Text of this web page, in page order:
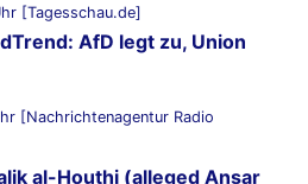
[Tagesschau.de]
AfD legt zu, Union
[Nachrichtenagentur Radio
al-Houthi (alleged Ansar